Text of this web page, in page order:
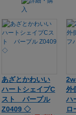
あざとかわいい
ハートシェイプC
スト パープル
Z0409 ◇
外
ハ
ロ